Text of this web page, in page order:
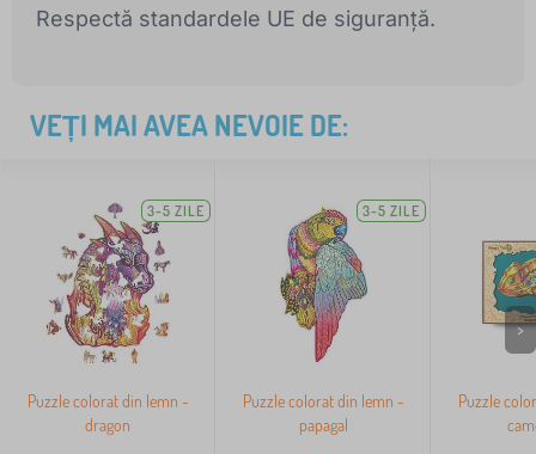
Respectă standardele UE de siguranță.
VEȚI MAI AVEA NEVOIE DE:
3-5 ZILE
Puzzle colorat din lemn -
dragon
3-5 ZILE
Puzzle colorat din lemn -
papagal
Puzzle
>